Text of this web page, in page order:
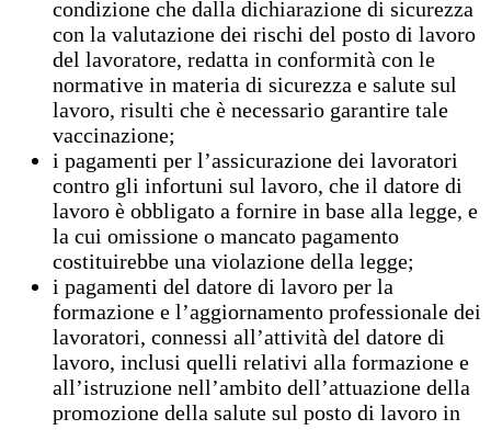
condizione che dalla dichiarazione di sicurezza
con la valutazione dei rischi del posto di lavoro
del lavoratore, redatta in conformità con le
normative in materia di sicurezza e salute sul
lavoro, risulti che è necessario garantire tale
vaccinazione;
i pagamenti per l’assicurazione dei lavoratori
contro gli infortuni sul lavoro, che il datore di
lavoro è obbligato a fornire in base alla legge, e
la cui omissione o mancato pagamento
costituirebbe una violazione della legge;
i pagamenti del datore di lavoro per la
formazione e l’aggiornamento professionale dei
lavoratori, connessi all’attività del datore di
lavoro, inclusi quelli relativi alla formazione e
all’istruzione nell’ambito dell’attuazione della
promozione della salute sul posto di lavoro in